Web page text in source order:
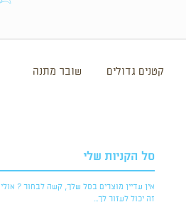
קטנים גדולים שובר מתנה
סל הקניות שלי
אין עדיין מוצרים בסל שלך, קשה לבחור ? אולי
זה יכול לעזור לך...